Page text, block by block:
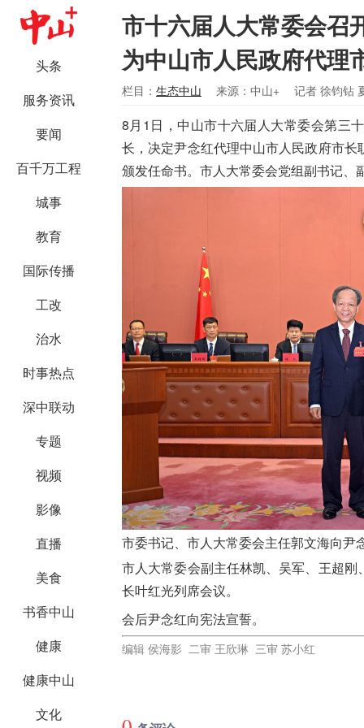
头条
服务资讯
要闻
百千万工程
城事
教育
国际传播
工改
治水
时事热点
深中联动
专题
视频
影像
直播
美食
书香中山
健康
健康中山
文化
市十六届人大常委会召
为中山市人民政府代理
栏目： 生态中山 来源：中山+ 记者 徐钧钻
8月1日，中山市十六届人大常委会第三
长，决定尹念红代理中山市人民政府市
颁发任命书。市人大常委会党组副书记、
市委书记、市人大常委会主任郭文海向尹
市人大常委会副主任林凯、吴军、王超
长叶红光列席会议。
会后尹念红向宪法宣誓。
编辑 侯海影 二审 王欣琳 三审 苏小红